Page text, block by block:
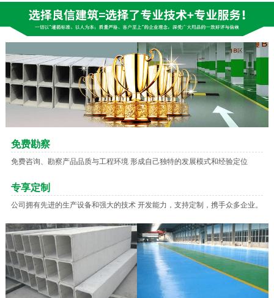
免费勘察
免费咨询、勘察产品品质与工程环境 形成自己独特的发展模式和经验定位
专享定制
公司拥有先进的生产设备和强大的技术 开发能力，支持定制，携手众多企业。